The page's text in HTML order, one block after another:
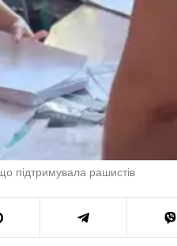
підтримувала рашистів